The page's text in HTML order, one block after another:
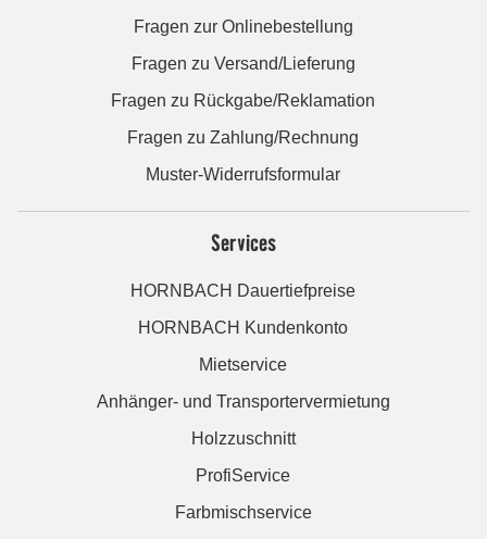
Fragen zur Onlinebestellung
Fragen zu Versand/Lieferung
Fragen zu Rückgabe/Reklamation
Fragen zu Zahlung/Rechnung
Muster-Widerrufsformular
Services
HORNBACH Dauertiefpreise
HORNBACH Kundenkonto
Mietservice
Anhänger- und Transportervermietung
Holzzuschnitt
ProfiService
Farbmischservice